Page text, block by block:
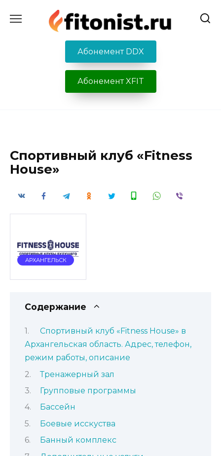
содержанию
Абонемент DDX
Абонемент XFIT
Спортивный клуб «Fitness
House»
АРХАНГЕЛЬСК
Содержание
Спортивный клуб «Fitness House» в
Архангельская область. Адрес, телефон,
режим работы, описание
Тренажерный зал
Групповые программы
Бассейн
Боевые исскуства
Банный комплекс